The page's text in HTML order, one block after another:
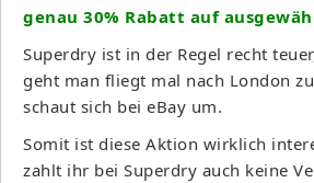
genau 30% Rabatt auf
Superdry ist in der Regel recht
geht man fliegt mal nach London
schaut sich bei eBay um.
Somit ist diese Aktion wirklich
zahlt ihr bei Superdry auch keine